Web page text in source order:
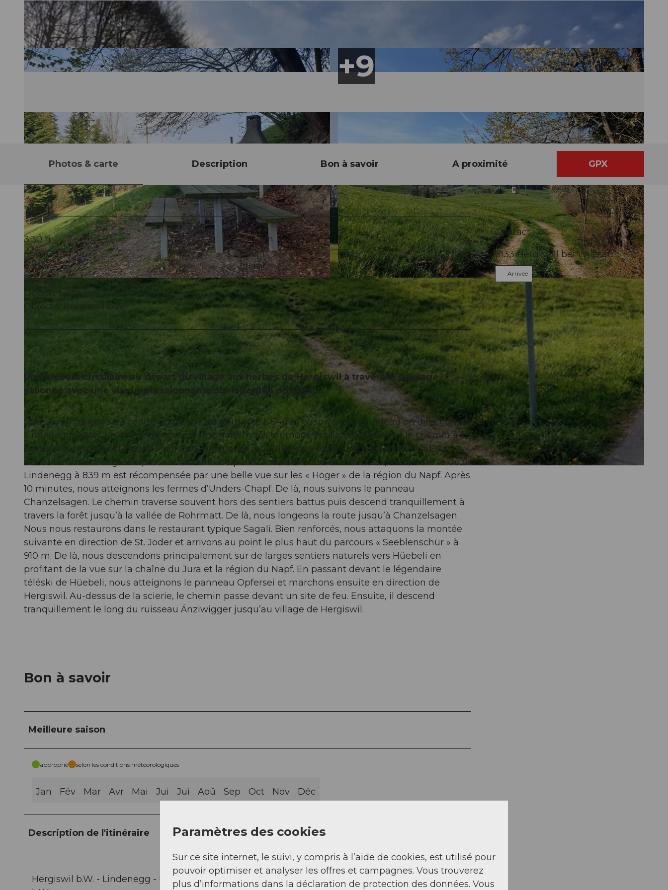
© Willisau Tourismus, Willisau Tourismus
Photos & carte Description Bon à savoir A proximité GPX
3:30 h
11,21 km
466 m
466 m
647 m
911 m
264 m
Départ: Hergiswil b.W.
Objectif: Hergiswil b.W.
Un parcours circulaire au départ du village aux herbes de Hergiswil à travers le paysage
vallonné avec une vue impressionnante sur la région du Napf.
Nous commençons au centre du village de Hergiswil à 646 m et suivons le panneau en direction de
Lindenegg. Après un court tronçon sur l’asphalte, nous tournons à gauche et suivons le chemin à
travers champs et pâturages. Pour faire une pause, nous regardons en arrière et profitons de la
belle vue sur le village. En passant devant une petite « maisonnette du marché », la montée raide à
Lindenegg à 839 m est récompensée par une belle vue sur les « Höger » de la région du Napf. Après
10 minutes, nous atteignons les fermes d’Unders-Chapf. De là, nous suivons le panneau
Chanzelsagen. Le chemin traverse souvent hors des sentiers battus puis descend tranquillement à
travers la forêt jusqu’à la vallée de Rohrmatt. De là, nous longeons la route jusqu’à Chanzelsagen.
Nous nous restaurons dans le restaurant typique Sagali. Bien renforcés, nous attaquons la montée
suivante en direction de St. Joder et arrivons au point le plus haut du parcours « Seeblenschür » à
910 m. De là, nous descendons principalement sur de larges sentiers naturels vers Hüebeli en
profitant de la vue sur la chaîne du Jura et la région du Napf. En passant devant le légendaire
téléski de Hüebeli, nous atteignons le panneau Opfersei et marchons ensuite en direction de
Hergiswil. Au-dessus de la scierie, le chemin passe devant un site de feu. Ensuite, il descend
tranquillement le long du ruisseau Änziwigger jusqu’au village de Hergiswil.
Bon à savoir
Meilleure saison
approprié selon les conditions météorologiques
Jan Fév Mar Avr Mai Jui Jui Aoû Sep Oct Nov Déc
Description de l'itinéraire
Hergiswil b.W. - Lindenegg - Unders-Chapf - Chanzelsagen - Seeblenschüür - Hüebeli - Hergiswil
Contact
6133Hergiswil bei Willisau
Arrivée
Paramètres des cookies
Sur ce site internet, le suivi, y compris à l’aide de cookies, est utilisé pour
pouvoir optimiser et analyser les offres et campagnes. Vous trouverez
plus d’informations dans la déclaration de protection des données. Vous